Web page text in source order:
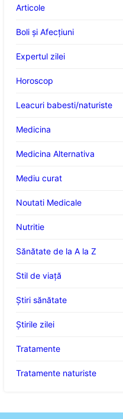
Articole
Boli și Afecțiuni
Expertul zilei
Horoscop
Leacuri babesti/naturiste
Medicina
Medicina Alternativa
Mediu curat
Noutati Medicale
Nutritie
Sănătate de la A la Z
Stil de viaţă
Ştiri sănătate
Știrile zilei
Tratamente
Tratamente naturiste